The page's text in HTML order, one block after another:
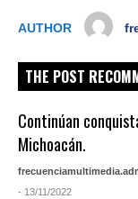
AUTHOR
THE POST
Continúan
Michoacán.
- 13/11/2022